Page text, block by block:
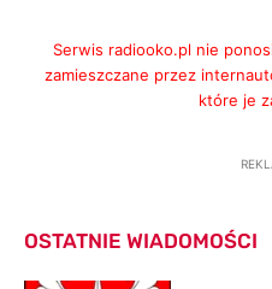
Serwis radiooko.pl nie
zamieszczane przez
które je
OSTATNIE WIADOMOŚCI